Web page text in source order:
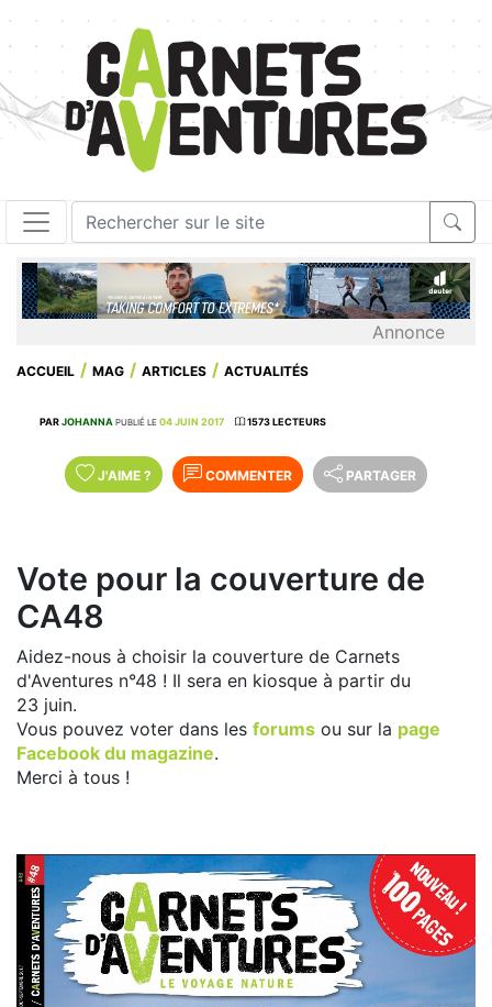
Annonce
ACCUEIL MAG ARTICLES ACTUALITÉS
PARJOHANNA PUBLIÉ LE 04 JUIN 2017 1573 LECTEURS
J'AIME ? COMMENTER PARTAGER
Vote pour la couverture de
CA48
Aidez-nous à choisir la couverture de Carnets
d'Aventures n°48 ! Il sera en kiosque à partir du
23 juin.
Vous pouvez voter dans les forums ou sur la page
Facebook du magazine.
Merci à tous !